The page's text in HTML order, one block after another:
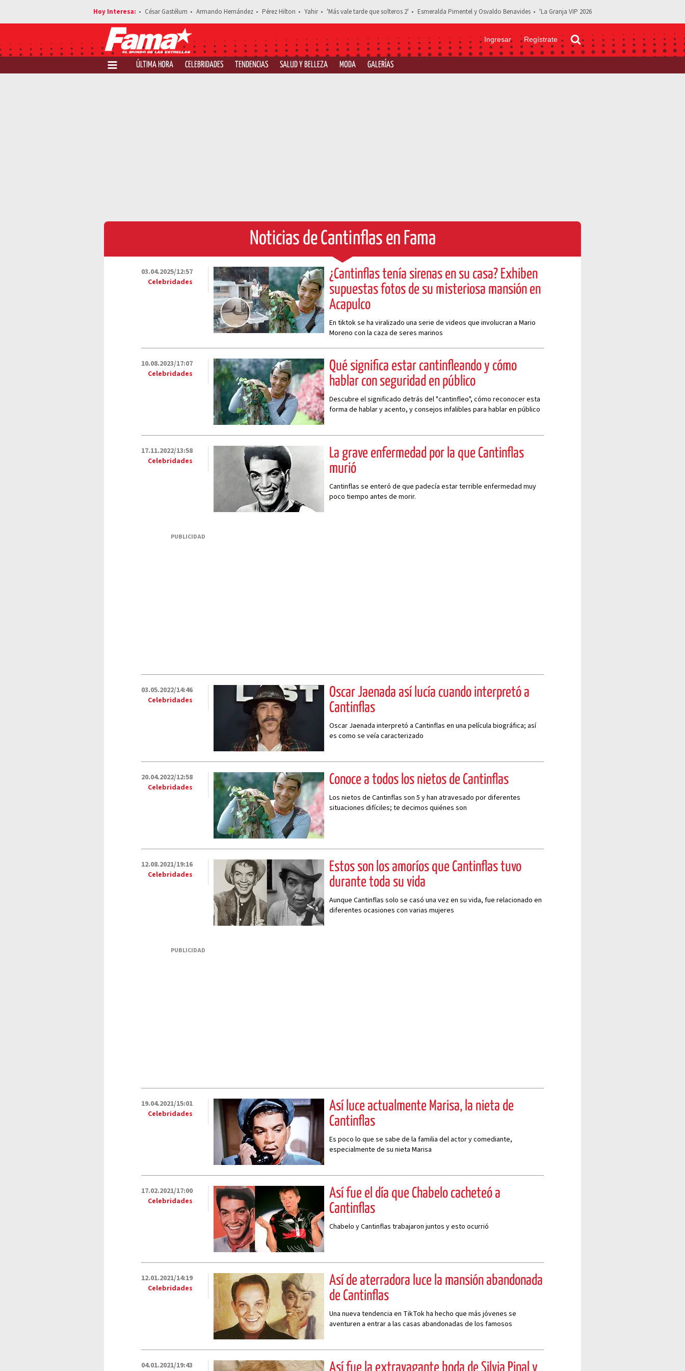
César Gastélum Armando Hernández Pérez Hilton Yahir 'Más vale tarde que solteros 2' Esmeralda Pimentel y Osvaldo Benavides 'La Granja VIP 2026
Ingresar Regístrate
ÚLTIMA HORA CELEBRIDADES TENDENCIAS SALUD Y BELLEZA MODA GALERÍAS
Noticias de Cantinflas en Fama
03.04.2025/12:57
Celebridades
¿Cantinflas tenía sirenas en su casa? Exhiben
supuestas fotos de su misteriosa mansión en
Acapulco
En tiktok se ha viralizado una serie de videos que involucran a Mario
Moreno con la caza de seres marinos
10.08.2023/17:07
Celebridades
Qué significa estar cantinfleando y cómo
hablar con seguridad en público
Descubre el significado detrás del "cantinfleo", cómo reconocer esta
forma de hablar y acento, y consejos infalibles para hablar en público
17.11.2022/13:58
Celebridades
La grave enfermedad por la que Cantinflas
murió
Cantinflas se enteró de que padecía estar terrible enfermedad muy
poco tiempo antes de morir.
PUBLICIDAD
03.05.2022/14:46
Celebridades
Oscar Jaenada así lucía cuando interpretó a
Cantinflas
Oscar Jaenada interpretó a Cantinflas en una película biográfica; así
es como se veía caracterizado
20.04.2022/12:58
Celebridades
Conoce a todos los nietos de Cantinflas
Los nietos de Cantinflas son 5 y han atravesado por diferentes
situaciones difíciles; te decimos quiénes son
12.08.2021/19:16
Celebridades
Estos son los amoríos que Cantinflas tuvo
durante toda su vida
Aunque Cantinflas solo se casó una vez en su vida, fue relacionado en
diferentes ocasiones con varias mujeres
PUBLICIDAD
19.04.2021/15:01
Celebridades
Así luce actualmente Marisa, la nieta de
Cantinflas
Es poco lo que se sabe de la familia del actor y comediante,
especialmente de su nieta Marisa
17.02.2021/17:00
Celebridades
Así fue el día que Chabelo cacheteó a
Cantinflas
Chabelo y Cantinflas trabajaron juntos y esto ocurrió
12.01.2021/14:19
Celebridades
Así de aterradora luce la mansión abandonada
de Cantinflas
Una nueva tendencia en TikTok ha hecho que más jóvenes se
aventuren a entrar a las casas abandonadas de los famosos
04.01.2021/19:43
Así fue la extravagante boda de Silvia Pinal y